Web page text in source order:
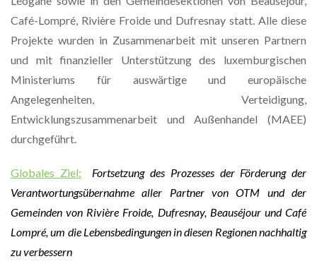
Café-Lompré, Rivière Froide und Dufresnay statt. Alle diese
Projekte wurden in Zusammenarbeit mit unseren Partnern
und mit finanzieller Unterstützung des luxemburgischen
Ministeriums für auswärtige und europäische
Angelegenheiten, Verteidigung,
Entwicklungszusammenarbeit und Außenhandel (MAEE)
durchgeführt.
Globales Ziel:
Fortsetzung des Prozesses der Förderung der
Verantwortungsübernahme aller Partner von OTM und der
Gemeinden von Rivière Froide, Dufresnay, Beauséjour und Café
Lompré, um die Lebensbedingungen in diesen Regionen nachhaltig
zu verbessern